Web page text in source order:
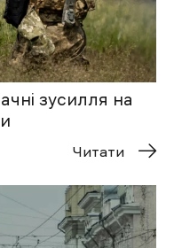
зусилля на
Читати